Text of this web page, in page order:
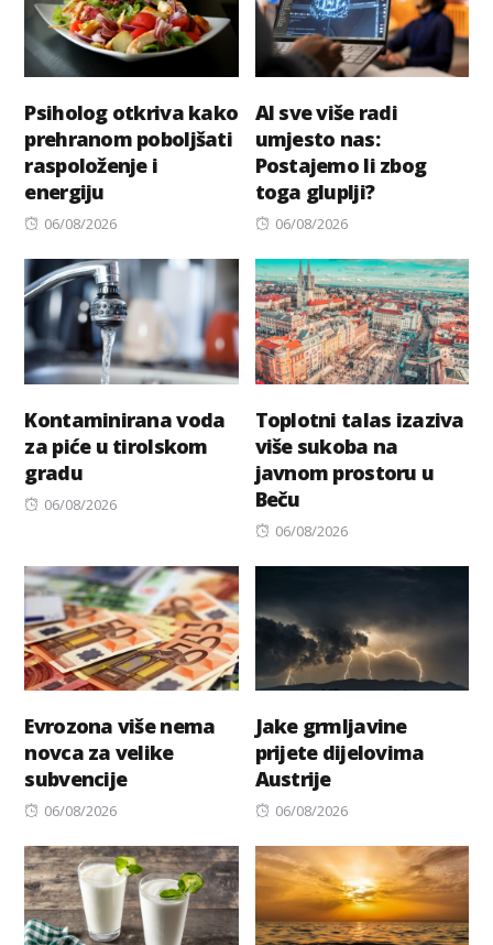
Psiholog otkriva kako
prehranom poboljšati
raspoloženje i
energiju
Posted
06/08/2026
AI sve više radi
umjesto nas:
Postajemo li zbog
toga gluplji?
Posted
06/08/2026
Kontaminirana voda
za piće u tirolskom
gradu
Posted
06/08/2026
Toplotni talas izaziva
više sukoba na
javnom prostoru u
Beču
Posted
06/08/2026
Evrozona više nema
novca za velike
subvencije
Posted
06/08/2026
Jake grmljavine
prijete dijelovima
Austrije
Posted
06/08/2026